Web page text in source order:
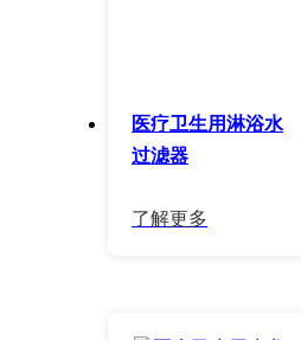
医疗卫生用淋浴水
过滤器